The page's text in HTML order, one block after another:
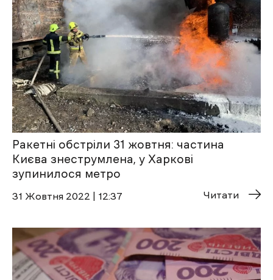
Ракетні обстріли 31 жовтня: частина
Києва знеструмлена, у Харкові
зупинилося метро
31 Жовтня 2022 | 12:37 Читати